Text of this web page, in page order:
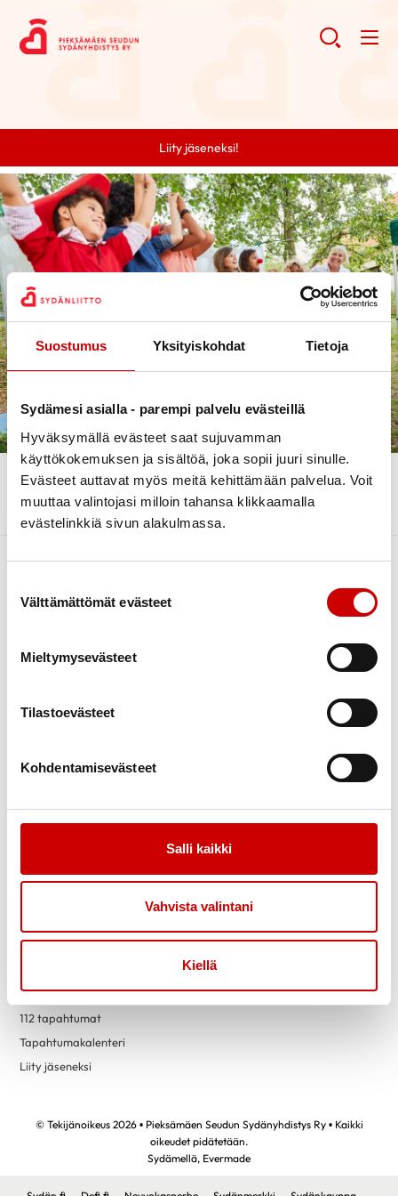
Suostumus Yksityiskohdat Tietoja
Sydämesi asialla - parempi palvelu evästeillä
Hyväksymällä evästeet saat sujuvamman
käyttökokemuksen ja sisältöä, joka sopii juuri sinulle.
Evästeet auttavat myös meitä kehittämään palvelua. Voit
muuttaa valintojasi milloin tahansa klikkaamalla
evästelinkkiä sivun alakulmassa.
Välttämättömät evästeet
Mieltymysevästeet
Tilastoevästeet
Kohdentamisevästeet
Salli kaikki
Vahvista valintani
Kiellä
Liity jäseneksi!
Pieksämäen Seudun Sydäyhdistys tekee vuosittain
lähiseudun teatteriin. Seuraa ilmoitteluamme
Pieksämäen Seudun Paikallisen järjestöpalstalla ja tule
mukaan!
Link to instagram
Link to youtube
Yhdistyksen historiaa
Toimintaa
Liikunta
Teatteriretket
112 tapahtumat
Tapahtumakalenteri
Liity jäseneksi
Yhteystiedot
© Tekijänoikeus 2026 • Pieksämäen Seudun Sydänyhdistys Ry • Kaikki
oikeudet pidätetään.
Sydämellä, Evermade